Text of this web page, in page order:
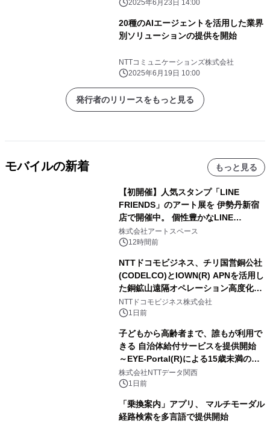
2025年6月23日 14:00
20種のAIエージェントを活用した業界
別ソリューションの提供を開始
NTTコミュニケーションズ株式会社
2025年6月19日 10:00
発行者のリリースをもっと見る
モバイルの新着 もっと見る
【初開催】人気スタンプ「LINE
FRIENDS」のアート展を 伊勢丹新宿
店で開催中。 個性豊かなLINE
FRIENDSの仲間たちが インテリアア
ートとして新たな魅力を発信。
株式会社アートスペース
12時間前
NTTドコモビジネス、チリ国営銅公社
(CODELCO)とIOWN(R) APNを活用し
た銅鉱山遠隔オペレーション高度化に
向けた調査・実証を開始
NTTドコモビジネス株式会社
1日前
子どもから高齢者まで、誰もが利用で
きる 自治体給付サービスを提供開始
～EYE-Portal(R)による15歳未満の本
人認証と デジタルデバイド対策で実現
～
株式会社NTTデータ関西
1日前
「乗換案内」アプリ、 マルチモーダル
経路検索を多言語で提供開始